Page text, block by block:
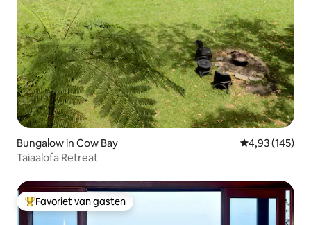
Bungalow in Cow Bay Gemiddelde
4,93 (145)
Taiaalofa Retreat
Topfavoriet van gasten
Favoriet van gasten